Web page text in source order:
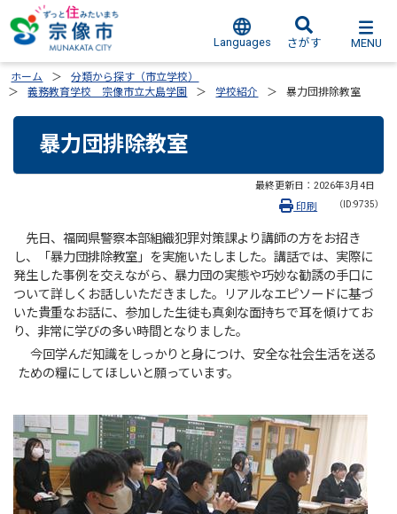
Languages さがす MENU
ホーム
分類から探す（市立学校）
義務教育学校 宗像市立大島学園
学校紹介 暴力団排除教室
暴力団排除教室
最終更新日： 2026年3月4日
（ID:9735）
印刷
先日、福岡県警察本部組織犯罪対策課より講師の方をお招き
し、「暴力団排除教室」を実施いたしました。講話では、実際に
発生した事例を交えながら、暴力団の実態や巧妙な勧誘の手口に
ついて詳しくお話しいただきました。リアルなエピソードに基づ
いた貴重なお話に、参加した生徒も真剣な面持ちで耳を傾けてお
り、非常に学びの多い時間となりました。
今回学んだ知識をしっかりと身につけ、安全な社会生活を送る
ための糧にしてほしいと願っています。